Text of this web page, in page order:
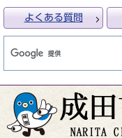
よくある質問